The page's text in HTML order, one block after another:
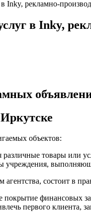
Inky, рекламно-
в Inky,
объектов:
товары или
учреждения,
агентства, состоит в
финансовых
первого клиента,